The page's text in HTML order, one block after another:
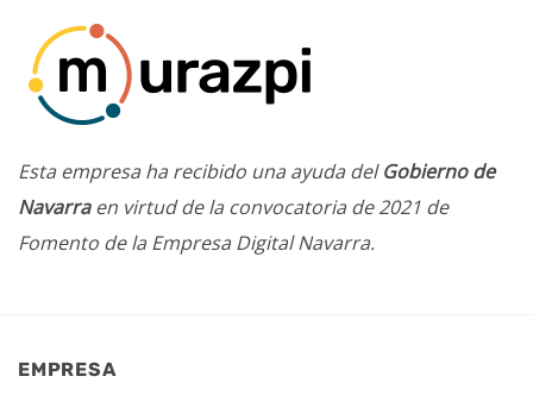
Esta empresa ha recibido una ayuda delGobierno de
Navarraen virtud de la convocatoria de 2021 de
Fomento de la Empresa Digital Navarra.
EMPRESA